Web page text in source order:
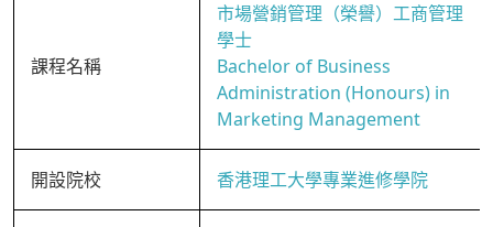
課程名稱
市場營銷管理（榮譽）工商管理
學士
Bachelor of Business
Administration (Honours) in
Marketing Management
開設院校 香港理工大學專業進修學院